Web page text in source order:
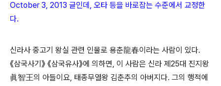
October 3, 2013 글인데, 오타 등을 바로잡는 수준에서 교정한
다.
신라사 중고기 왕실 관련 인물로 용춘龍春이라는 사람이 있다.
《삼국사기》 《삼국유사》에 의하면, 이 사람은 신라 제25대 진지왕
眞智王의 아들이요, 태종무열왕 김춘추의 아버지다. 그의 행적에